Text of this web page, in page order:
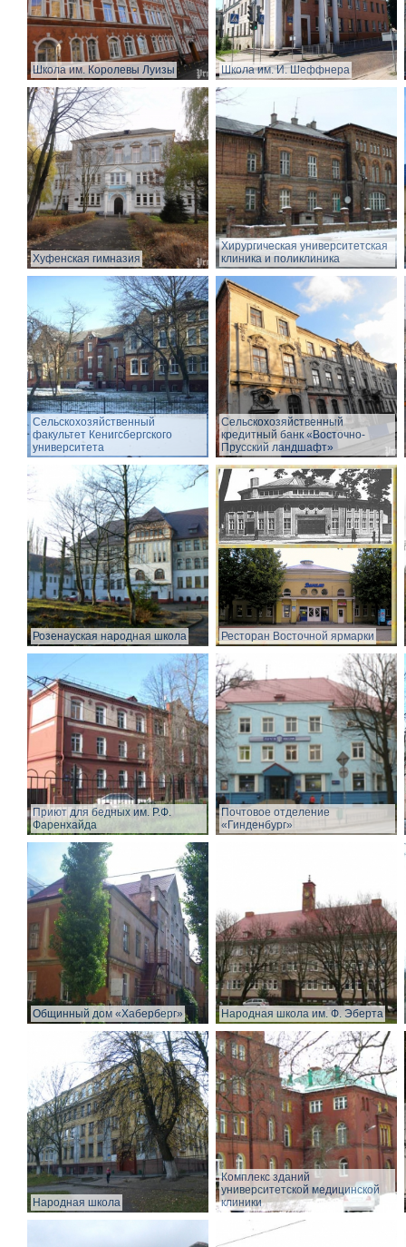
Школа им. Королевы Луизы Школа им. И. Шеффнера
Хуфенская гимназия
Хирургическая университетская
клиника и поликлиника
Сельскохозяйственный
факультет Кенигсбергского
университета
Сельскохозяйственный
кредитный банк «Восточно-
Прусский ландшафт»
Розенауская народная школа Ресторан Восточной ярмарки
Приют для бедных им. Р.Ф.
Фаренхайда
Почтовое отделение
«Гинденбург»
Общинный дом «Хаберберг» Народная школа им. Ф. Эберта
Народная школа
Комплекс зданий
университетской медицинской
клиники